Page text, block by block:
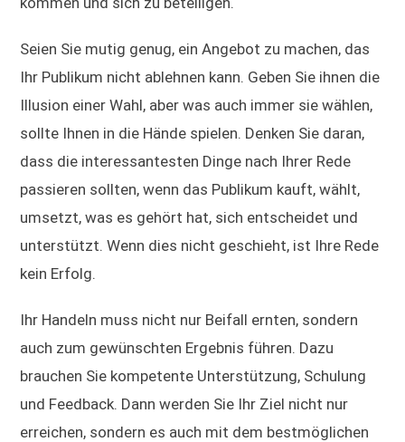
Seien Sie mutig genug, ein Angebot zu machen, das
Ihr Publikum nicht ablehnen kann. Geben Sie ihnen die
Illusion einer Wahl, aber was auch immer sie wählen,
sollte Ihnen in die Hände spielen. Denken Sie daran,
dass die interessantesten Dinge nach Ihrer Rede
passieren sollten, wenn das Publikum kauft, wählt,
umsetzt, was es gehört hat, sich entscheidet und
unterstützt. Wenn dies nicht geschieht, ist Ihre Rede
kein Erfolg.
Ihr Handeln muss nicht nur Beifall ernten, sondern
auch zum gewünschten Ergebnis führen. Dazu
brauchen Sie kompetente Unterstützung, Schulung
und Feedback. Dann werden Sie Ihr Ziel nicht nur
erreichen, sondern es auch mit dem bestmöglichen